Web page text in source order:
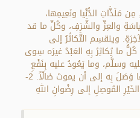
مَلَذَّاتِ الدُّنْيا ونَعِيمِها،
والعِزِّ والشَّرَفِ، وكُلِّ ما قد
وينقسِم التَّكاثُرُ إلى
كُلُّ ما يُكاثِرُ بِهِ العَبْدُ غيرَه سِوى
وسلَّم، وما يَعُودُ عليه بِنَفْعِ
مَعادِهِ؛ بل يُلهِيهِ ويُشغِلُه، وربّما وَصَلَ بِه إلى أن يموتَ ضالّاً. 2-
المُوصِلِ إلى رِضْوانِ اللهِ